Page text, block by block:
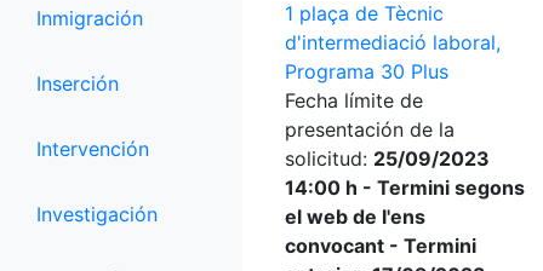
Inmigración
Inserción
Intervención
Investigación
1 plaça de Tècnic
d'intermediació laboral,
Programa 30 Plus
Fecha límite de
presentación de la
solicitud: 25/09/2023
14:00 h - Termini segons
el web de l'ens
convocant - Termini